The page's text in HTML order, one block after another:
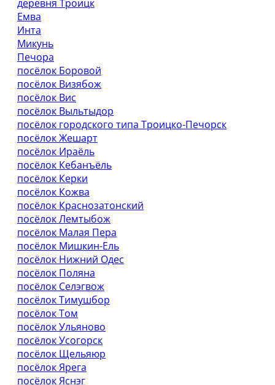
деревня Троицк
Емва
Инта
Микунь
Печора
посёлок Боровой
посёлок Визябож
посёлок Вис
посёлок Выльтыдор
посёлок городского типа Троицко-Печорск
посёлок Жешарт
посёлок Ираёль
посёлок Кебанъёль
посёлок Керки
посёлок Кожва
посёлок Краснозатонский
посёлок Лемтыбож
посёлок Малая Пера
посёлок Мишкин-Ель
посёлок Нижний Одес
посёлок Поляна
посёлок Селэгвож
посёлок Тимушбор
посёлок Том
посёлок Ульяново
посёлок Усогорск
посёлок Щельяюр
посёлок Ярега
посёлок Яснэг